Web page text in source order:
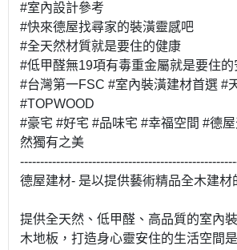
#室內設計參考
#快來德屋找尋家的裝潢靈感吧
#全天然材質就是要住的健康
#低甲醛無19項有毒重金屬就是要住的
#台灣第一FSC #室內裝潢建材首選 #
#TOPWOOD
#豪宅 #好宅 #品味宅 #幸福空間 #德
然獨有之美
德屋建材- 是以提供藝術精品全木建材
提供全天然、低甲醛、高品質的室內
木地板，打造身心靈安住的生活空間